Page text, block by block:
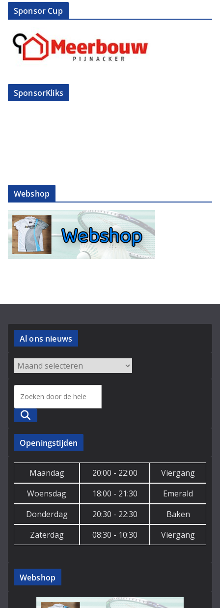
Sponsor Cup
SponsorKliks
Webshop
Al ons nieuws
Zoeken
Openingstijden
Maandag 20:00 - 22:00
Viergang
Woensdag
18:00 - 21:30
Emerald
Donderdag
20:30 - 22:30
Baken
Zaterdag
08:30 - 10:30 Viergang
Webshop